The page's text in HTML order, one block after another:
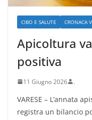
CIBO E SALUTE CRONACA
Apicoltura
positiva
11 Giugno 2026 .
VARESE – L’annata
registra un bilancio